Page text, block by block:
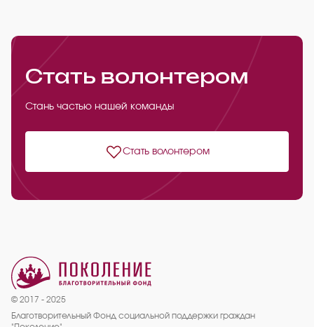
Стать волонтером
Стань частью нашей команды
Стать волонтером
© 2017 - 2025
Благотворительный Фонд социальной поддержки граждан